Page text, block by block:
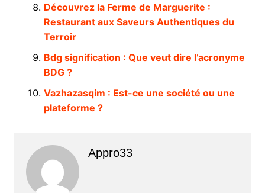
Découvrez la Ferme de Marguerite :
Restaurant aux Saveurs Authentiques du
Terroir
Bdg signification : Que veut dire l’acronyme
BDG ?
Vazhazasqim : Est-ce une société ou une
plateforme ?
Appro33